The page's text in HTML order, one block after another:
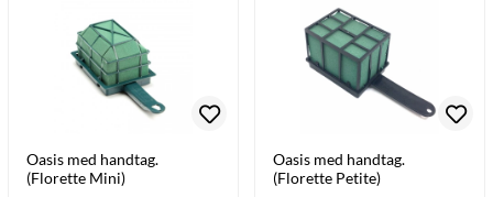
Oasis med handtag.
(Florette Mini)
Oasis med handtag.
(Florette Petite)